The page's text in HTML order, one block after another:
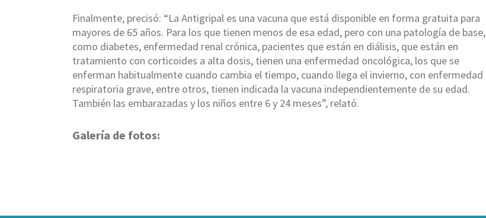
Finalmente, precisó: “La Antigripal es una vacuna que está disponible en forma gratuita para
mayores de 65 años. Para los que tienen menos de esa edad, pero con una patología de base,
como diabetes, enfermedad renal crónica, pacientes que están en diálisis, que están en
tratamiento con corticoides a alta dosis, tienen una enfermedad oncológica, los que se
enferman habitualmente cuando cambia el tiempo, cuando llega el invierno, con enfermedad
respiratoria grave, entre otros, tienen indicada la vacuna independientemente de su edad.
También las embarazadas y los niños entre 6 y 24 meses”, relató.
Galería de fotos: